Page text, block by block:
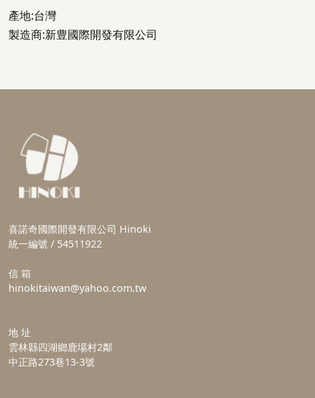
產地:台灣
製造商:新豊國際開發有限公司
喜諾奇國際開發有限公司 Hinoki
統一編號 / 54511922
信 箱
hinokitaiwan@yahoo.com.tw
地 址
雲林縣四湖鄉鹿場村2鄰
中正路273巷13-3號